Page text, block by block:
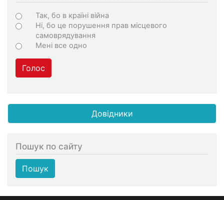
Choices
Так, бо в країні війна
Ні, бо це порушення прав місцевого
самоврядування
Мені все одно
Голос
Довідники
Пошук по сайту
Пошук